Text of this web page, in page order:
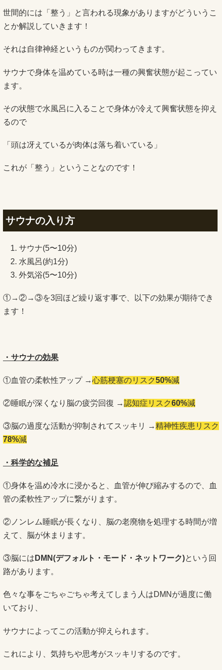
世間的には「整う」と言われる現象がありますがどういうこ
とか解説していきます！
それは自律神経というものが関わってきます。
サウナで身体を温めている時は一種の興奮状態が起こってい
ます。
その状態で水風呂に入ることで身体が冷えて興奮状態を抑え
るので
「頭は冴えているが肉体は落ち着いている」
これが「整う」ということなのです！
サウナの入り方
サウナ(5〜10分)
水風呂(約1分)
外気浴(5〜10分)
①→②→③を3回ほど繰り返す事で、以下の効果が期待でき
ます！
・サウナの効果
①血管の柔軟性アップ →心筋梗塞のリスク50%減
②睡眠が深くなり脳の疲労回復 →認知症リスク60%減
③脳の過度な活動が抑制されてスッキリ →精神性疾患リスク
78%減
・科学的な補足
①身体を温め冷水に浸かると、血管が伸び縮みするので、血
管の柔軟性アップに繋がります。
②ノンレム睡眠が長くなり、脳の老廃物を処理する時間が増
えて、脳が休まります。
③脳には DMN(デフォルト・モード・ネットワーク)という回
路があります。
色々な事をごちゃごちゃ考えてしまう人はDMNが過度に働
いており、
サウナによってこの活動が抑えられます。
これにより、気持ちや思考がスッキリするのです。